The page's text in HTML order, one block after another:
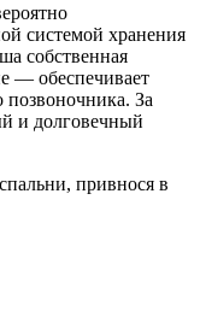
системой хранения
собственная
— обеспечивает
За
и долговечный
привнося в